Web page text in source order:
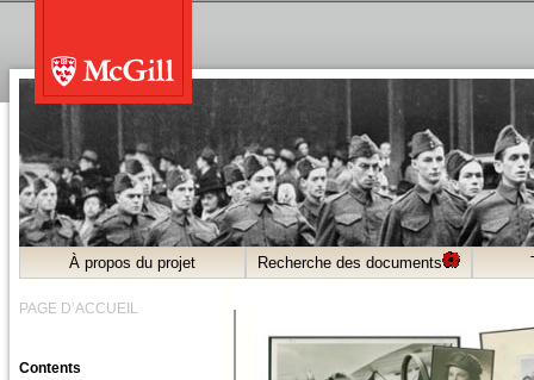
À propos du projet Recherche des documents
PAGE D’ACCUEIL
Contents